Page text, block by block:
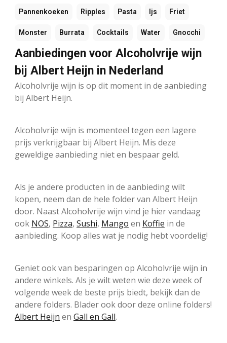
Pannenkoeken Ripples Pasta Ijs Friet
Monster Burrata Cocktails Water Gnocchi
Aanbiedingen voor Alcoholvrije wijn
bij Albert Heijn in Nederland
Alcoholvrije wijn is op dit moment in de aanbieding
bij Albert Heijn.
Alcoholvrije wijn is momenteel tegen een lagere
prijs verkrijgbaar bij Albert Heijn. Mis deze
geweldige aanbieding niet en bespaar geld.
Als je andere producten in de aanbieding wilt
kopen, neem dan de hele folder van Albert Heijn
door. Naast Alcoholvrije wijn vind je hier vandaag
ook NOS, Pizza, Sushi, Mango en Koffie in de
aanbieding. Koop alles wat je nodig hebt voordelig!
Geniet ook van besparingen op Alcoholvrije wijn in
andere winkels. Als je wilt weten wie deze week of
volgende week de beste prijs biedt, bekijk dan de
andere folders. Blader ook door deze online folders!
Albert Heijn en Gall en Gall.